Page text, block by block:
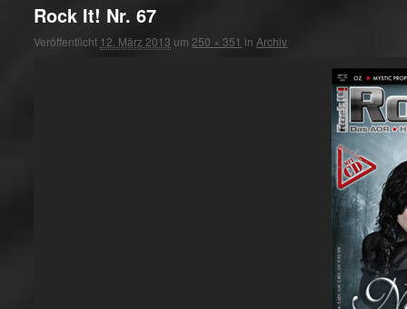
Rock It! Nr. 67
Veröffentlicht 12. März 2013 um 250 × 351 in Archiv